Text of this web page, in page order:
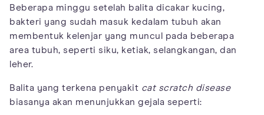
Beberapa minggu setelah balita dicakar kucing,
bakteri yang sudah masuk kedalam tubuh akan
membentuk kelenjar yang muncul pada beberapa
area tubuh, seperti siku, ketiak, selangkangan, dan
leher.
Balita yang terkena penyakit cat scratch disease
biasanya akan menunjukkan gejala seperti: